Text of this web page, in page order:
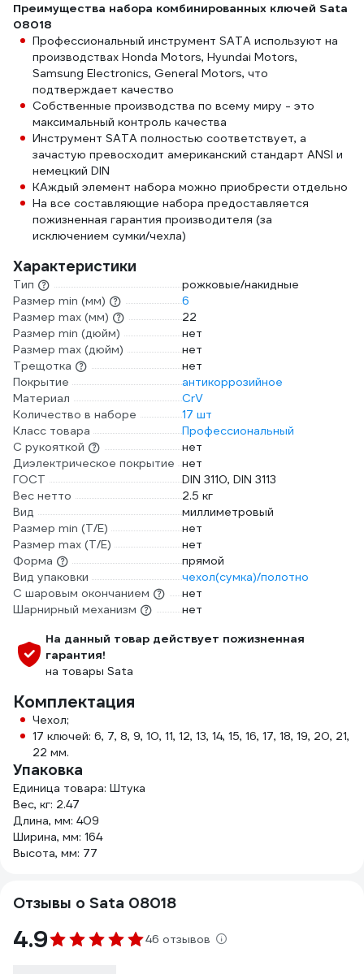
Преимущества набора комбинированных ключей Sata
08018
Профессиональный инструмент SATA используют на
производствах Honda Motors, Hyundai Motors,
Samsung Electronics, General Motors, что
подтверждает качество
Собственные производства по всему миру - это
максимальный контроль качества
Инструмент SATA полностью соответствует, а
зачастую превосходит американский стандарт ANSI и
немецкий DIN
КАждый элемент набора можно приобрести отдельно
На все составляющие набора предоставляется
пожизненная гарантия производителя (за
исключением сумки/чехла)
Характеристики
Тип
рожковые/накидные
Размер min (мм)
6
Размер max (мм)
22
Размер min (дюйм)
нет
Размер max (дюйм)
нет
Трещотка
нет
Покрытие
антикоррозийное
Материал
CrV
Количество в наборе
17 шт
Класс товара
Профессиональный
С рукояткой
нет
Диэлектрическое покрытие нет
ГОСТ
DIN 3110, DIN 3113
Вес нетто
2.5 кг
Вид
миллиметровый
Размер min (Т/E)
нет
Размер max (T/E)
нет
Форма
прямой
Вид упаковки
чехол(сумка)/полотно
С шаровым окончанием
нет
Шарнирный механизм
нет
На данный товар действует пожизненная
гарантия!
на товары Sata
Комплектация
Чехол;
17 ключей: 6, 7, 8, 9, 10, 11, 12, 13, 14, 15, 16, 17, 18, 19, 20, 21,
22 мм.
Упаковка
Единица товара: Штука
Вес, кг: 2.47
Длина, мм: 409
Ширина, мм: 164
Высота, мм: 77
Отзывы о Sata 08018
4.9 46 отзывов